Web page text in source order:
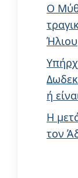
Ο
Ήλιου
ή
Η
τον